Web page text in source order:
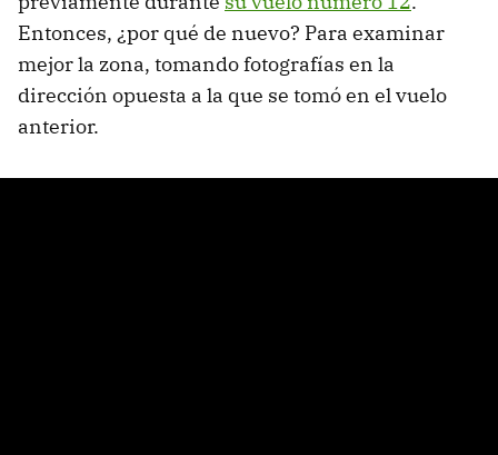
Entonces, ¿por qué de nuevo? Para examinar
mejor la zona, tomando fotografías en la
dirección opuesta a la que se tomó en el vuelo
anterior.